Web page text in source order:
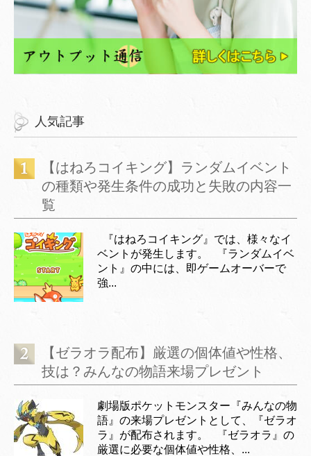
人気記事
【はねろコイキング】ランダムイベント
の種類や発生条件の成功と失敗の内容一
覧
『はねろコイキング』では、様々なイ
ベントが発生します。 『ランダムイベ
ント』の中には、即ゲームオーバーで
強...
【ゼラオラ配布】厳選の個体値や性格、
技は？みんなの物語来場プレゼント
劇場版ポケットモンスター『みんなの物
語』の来場プレゼントとして、『ゼラオ
ラ』が配布されます。 『ゼラオラ』の
厳選に必要な個体値や性格、...